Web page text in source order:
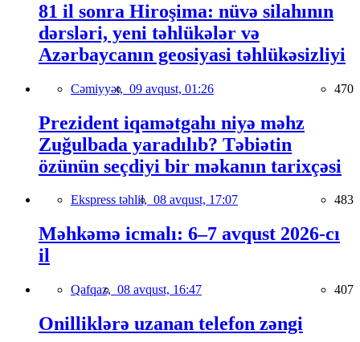
81 il sonra Hiroşima: nüvə silahının
dərsləri, yeni təhlükələr və
Azərbaycanın geosiyasi təhlükəsizliyi
Cəmiyyət, 09 avqust, 01:26 470
Prezident iqamətgahı niyə məhz
Zuğulbada yaradılıb? Təbiətin
özünün seçdiyi bir məkanın tarixçəsi
Ekspress təhlil, 08 avqust, 17:07 483
Məhkəmə icmalı: 6–7 avqust 2026-cı
il
Qafqaz, 08 avqust, 16:47 407
Onilliklərə uzanan telefon zəngi